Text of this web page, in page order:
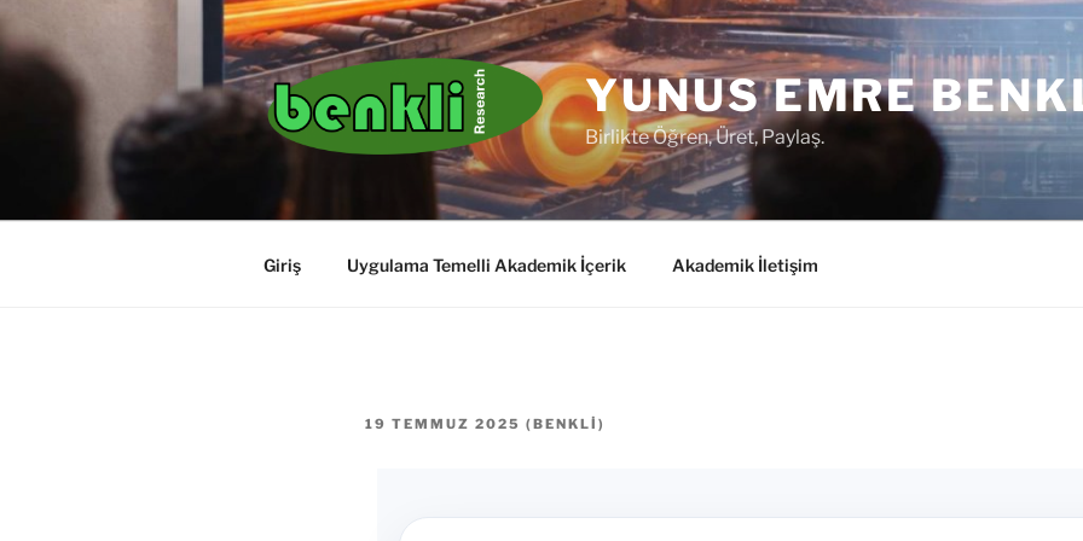
YUNUS EMRE
Birlikte Öğren, Üret, Paylaş.
Giriş Uygulama Temelli Akademik İçerik Akademik İletişim
19 TEMMUZ 2025 ( BENKLI )